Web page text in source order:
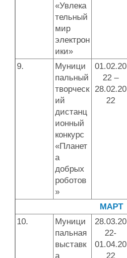
«Увлека
тельный
мир
электрон
ики»
9.
Муници
пальный
творческ
ий
дистанц
ионный
конкурс
«Планет
а
добрых
роботов
»
01.02.20
22 –
28.02.20
22
МАРТ
10.
Муници
пальная
выставк
а
28.03.20
22-
01.04.20
22